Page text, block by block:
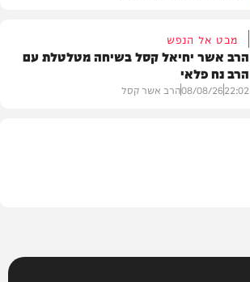
מבט אל הנפש
הרב אשר יחיאל קסל בשיחה מטלטלת עם
הרב נח פלאי
22:02
08/08/26הרב אשר קסל